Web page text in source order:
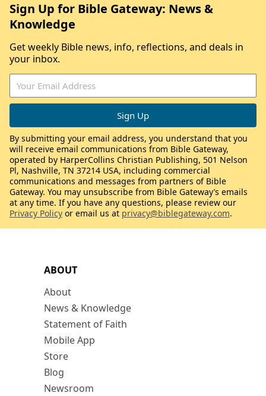
ABOUT
About
News & Knowledge
Statement of Faith
Mobile App
Store
Blog
Newsroom
Sign Up for Bible Gateway: News &
Knowledge
Get weekly Bible news, info, reflections, and deals in
your inbox.
By submitting your email address, you understand that you
will receive email communications from Bible Gateway,
operated by HarperCollins Christian Publishing, 501 Nelson
Pl, Nashville, TN 37214 USA, including commercial
communications and messages from partners of Bible
Gateway. You may unsubscribe from Bible Gateway’s emails
at any time. If you have any questions, please review our
Privacy Policy or email us at privacy@biblegateway.com.